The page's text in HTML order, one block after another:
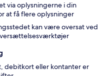
via oplysningerne i din
at få flere oplysninger
kan være oversat ved
debitkort eller kontanter er